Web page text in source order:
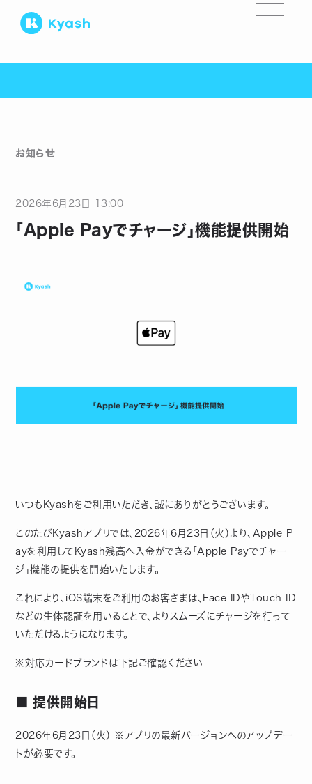
お知らせ
2026年 6月 23 日 13:00
「Apple Payでチャージ」機能提供開始
いつもKyashをご利用いただき、誠にありがとうございます。
このたびKyashアプリでは、2026年6月23日（火）より、Apple P
ayを利用してKyash残高へ入金ができる「Apple Payでチャー
ジ」機能の提供を開始いたします。
これにより、iOS端末をご利用のお客さまは、Face IDやTouch ID
などの生体認証を用いることで、よりスムーズにチャージを行って
いただけるようになります。
※対応カードブランドは下記ご確認ください
■ 提供開始日
2026年6月23日（火） ※アプリの最新バージョンへのアップデー
トが必要です。